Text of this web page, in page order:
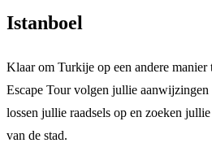
Istanboel
Klaar om Turkije op een andere manier
Escape Tour volgen jullie
lossen jullie raadsels op en zoeken
van de stad.